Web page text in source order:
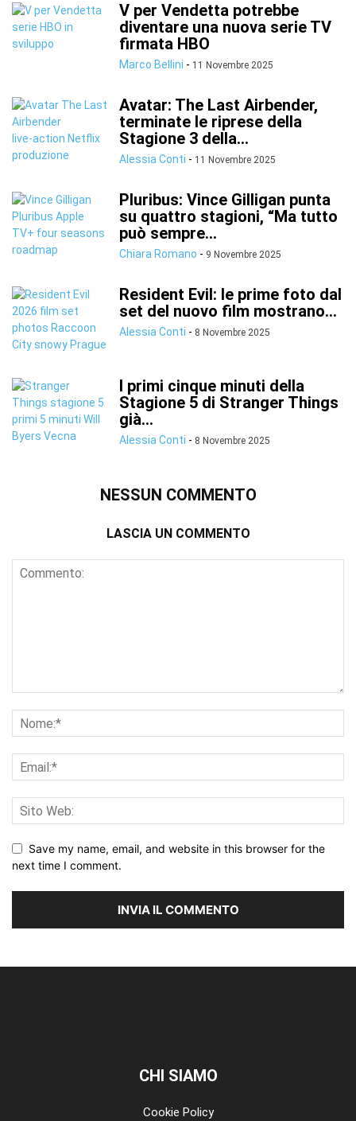
V per Vendetta potrebbe
diventare una nuova serie TV
firmata HBO
Marco Bellini - 11 Novembre 2025
Avatar: The Last Airbender,
terminate le riprese della
Stagione 3 della...
Alessia Conti - 11 Novembre 2025
Pluribus: Vince Gilligan punta
su quattro stagioni, “Ma tutto
può sempre...
Chiara Romano - 9 Novembre 2025
Resident Evil: le prime foto dal
set del nuovo film mostrano...
Alessia Conti - 8 Novembre 2025
I primi cinque minuti della
Stagione 5 di Stranger Things
già...
Alessia Conti - 8 Novembre 2025
NESSUN COMMENTO
LASCIA UN COMMENTO
Save my name, email, and website in this browser for the
next time I comment.
CHI SIAMO
Cookie Policy